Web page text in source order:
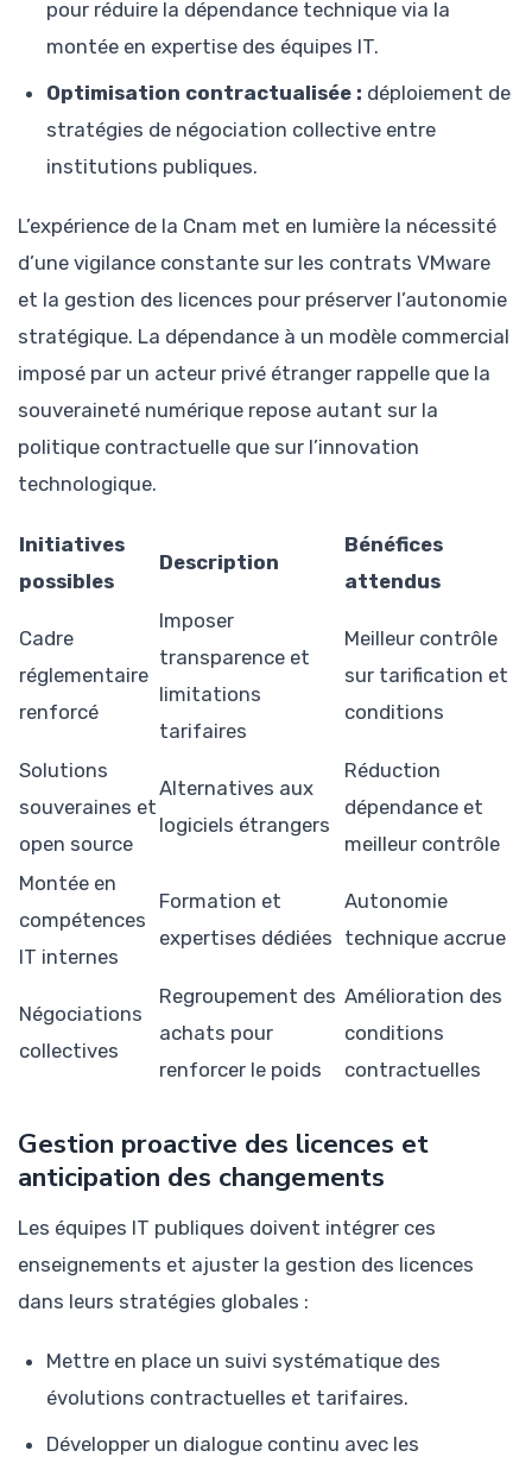
pour réduire la dépendance technique via la
montée en expertise des équipes IT.
Optimisation contractualisée : déploiement de
stratégies de négociation collective entre
institutions publiques.
L’expérience de la Cnam met en lumière la nécessité
d’une vigilance constante sur les contrats VMware
et la gestion des licences pour préserver l’autonomie
stratégique. La dépendance à un modèle commercial
imposé par un acteur privé étranger rappelle que la
souveraineté numérique repose autant sur la
politique contractuelle que sur l’innovation
technologique.
Initiatives
possibles
Description
Bénéfices
attendus
Cadre
réglementaire
renforcé
Imposer
transparence et
limitations
tarifaires
Meilleur contrôle
sur tarification et
conditions
Solutions
souveraines et
open source
Alternatives aux
logiciels étrangers
Réduction
dépendance et
meilleur contrôle
Montée en
compétences
IT internes
Formation et
expertises dédiées
Autonomie
technique accrue
Négociations
collectives
Regroupement des
achats pour
renforcer le poids
Amélioration des
conditions
contractuelles
Gestion proactive des licences et
anticipation des changements
Les équipes IT publiques doivent intégrer ces
enseignements et ajuster la gestion des licences
dans leurs stratégies globales :
Mettre en place un suivi systématique des
évolutions contractuelles et tarifaires.
Développer un dialogue continu avec les